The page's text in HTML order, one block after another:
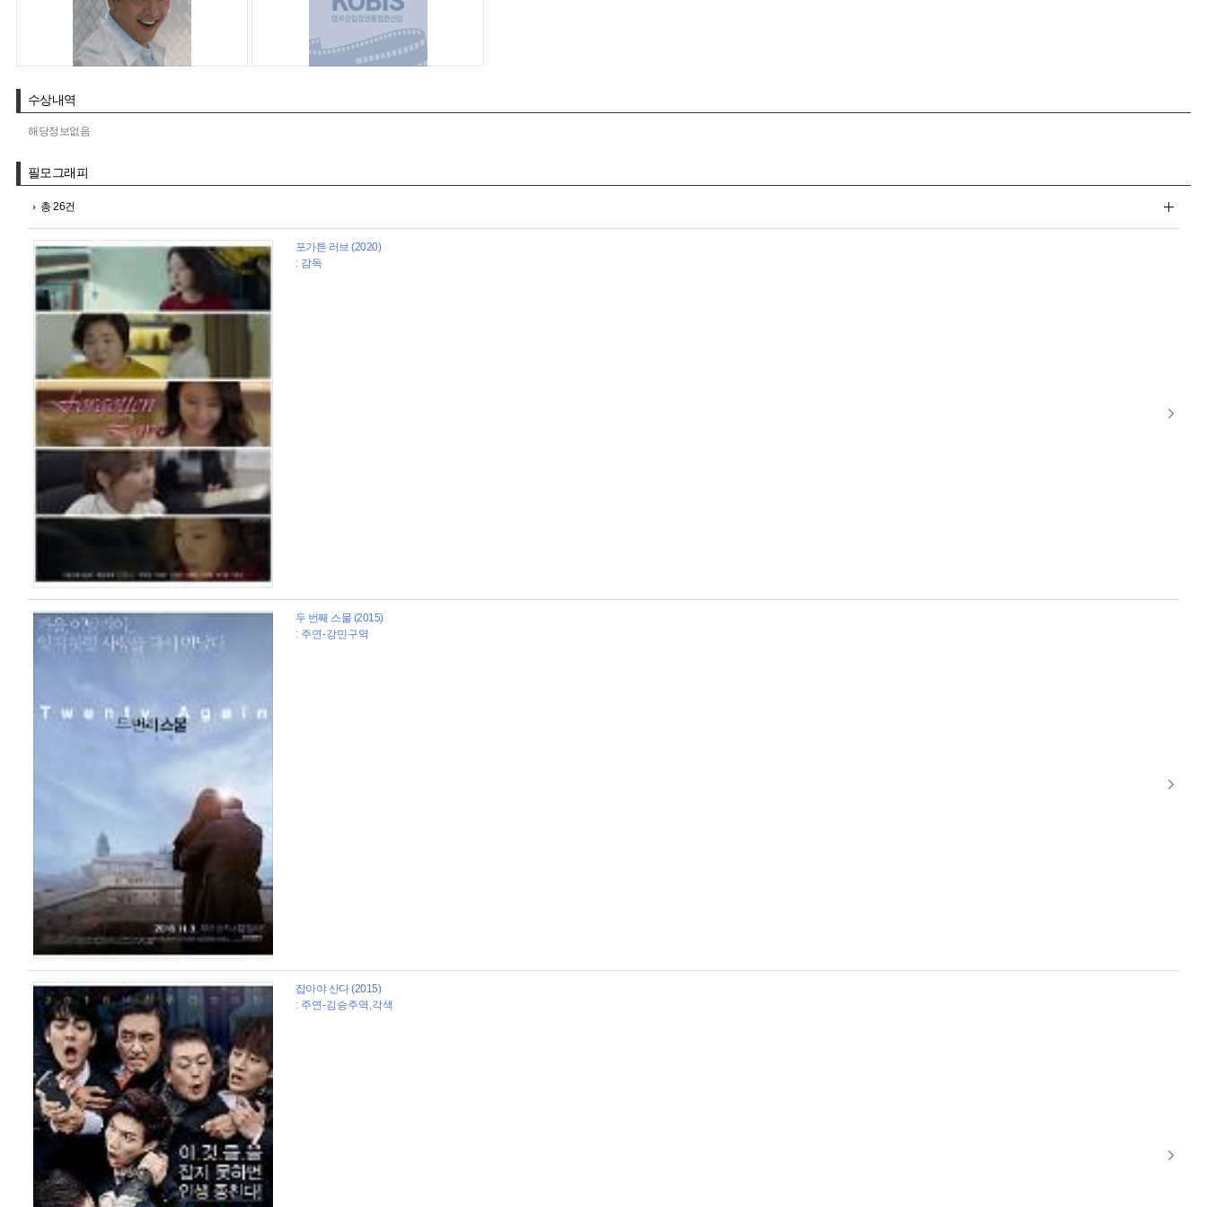
수상내역
해당정보없음
필모그래피
총 26건
포가튼 러브 (2020)
: 감독
두 번째 스물 (2015)
: 주연-강민구역
잡아야 산다 (2015)
: 주연-김승주역,각색